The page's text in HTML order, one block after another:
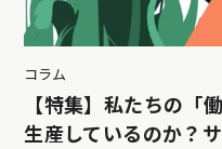
コラム
【特集】私たちの「
生産しているのか？